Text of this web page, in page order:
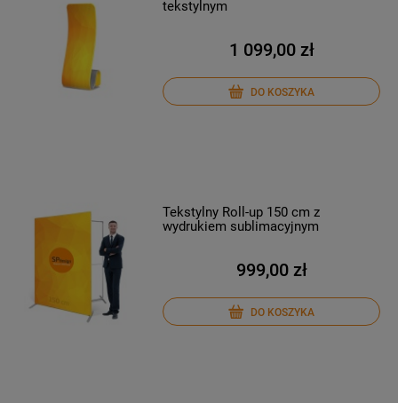
tekstylnym
1 099,00 zł
DO KOSZYKA
Tekstylny Roll-up 150 cm z
wydrukiem sublimacyjnym
999,00 zł
DO KOSZYKA